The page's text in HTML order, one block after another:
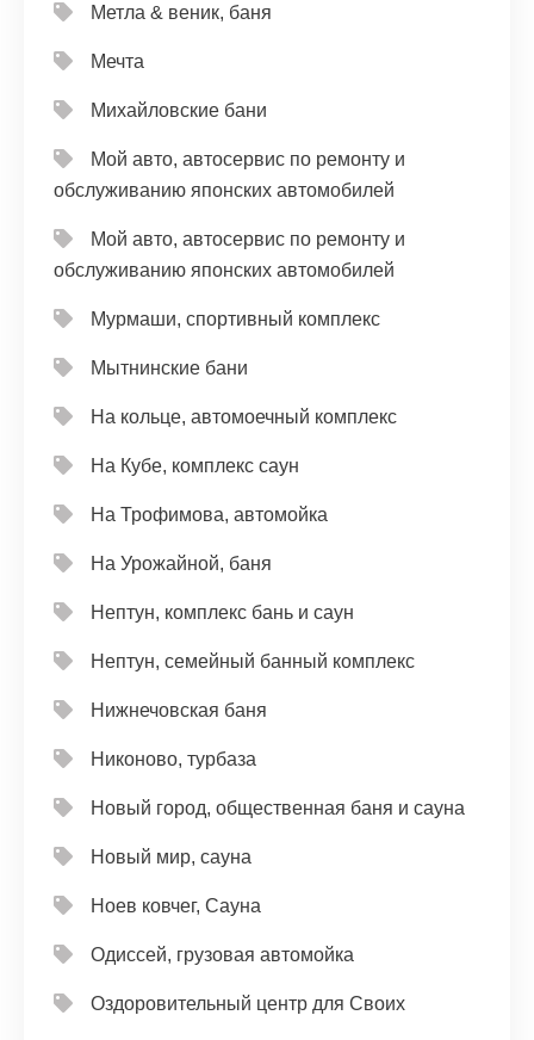
Метла & веник, баня
Мечта
Михайловские бани
Мой авто, автосервис по ремонту и
обслуживанию японских автомобилей
Мой авто, автосервис по ремонту и
обслуживанию японских автомобилей
Мурмаши, спортивный комплекс
Мытнинские бани
На кольце, автомоечный комплекс
На Кубе, комплекс саун
На Трофимова, автомойка
На Урожайной, баня
Нептун, комплекс бань и саун
Нептун, семейный банный комплекс
Нижнечовская баня
Никоново, турбаза
Новый город, общественная баня и сауна
Новый мир, сауна
Ноев ковчег, Сауна
Одиссей, грузовая автомойка
Оздоровительный центр для Своих